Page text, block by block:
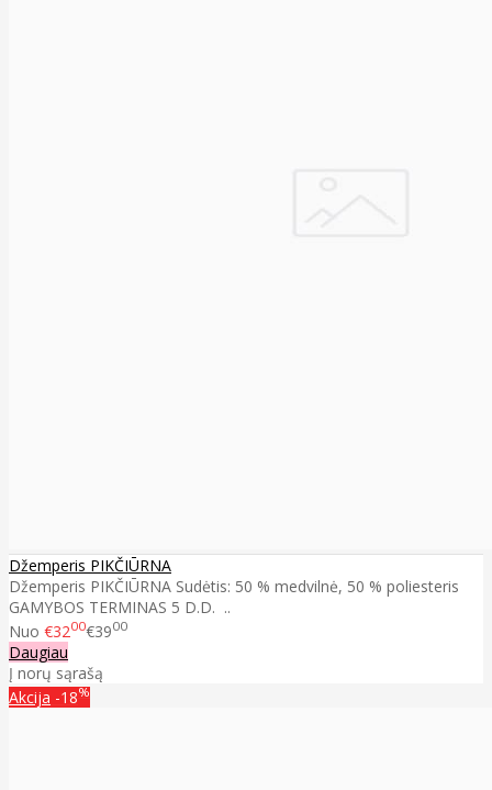
Džemperis PIKČIŪRNA
Džemperis PIKČIŪRNA Sudėtis: 50 % medvilnė, 50 % poliesteris
GAMYBOS TERMINAS 5 D.D. ..
Nuo €3200€3900
Daugiau
Į norų sąrašą
Akcija -18%